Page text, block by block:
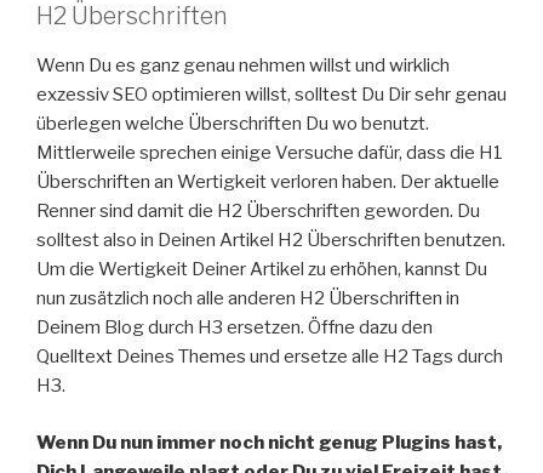
H2 Überschriften
Wenn Du es ganz genau nehmen willst und wirklich
exzessiv SEO optimieren willst, solltest Du Dir sehr genau
überlegen welche Überschriften Du wo benutzt.
Mittlerweile sprechen einige Versuche dafür, dass die H1
Überschriften an Wertigkeit verloren haben. Der aktuelle
Renner sind damit die H2 Überschriften geworden. Du
solltest also in Deinen Artikel H2 Überschriften benutzen.
Um die Wertigkeit Deiner Artikel zu erhöhen, kannst Du
nun zusätzlich noch alle anderen H2 Überschriften in
Deinem Blog durch H3 ersetzen. Öffne dazu den
Quelltext Deines Themes und ersetze alle H2 Tags durch
H3.
Wenn Du nun immer noch nicht genug Plugins hast,